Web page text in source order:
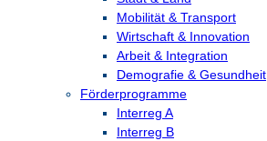
Mobilität & Transport
Wirtschaft & Innovation
Arbeit & Integration
Demografie & Gesundheit
Förderprogramme
Interreg A
Interreg B